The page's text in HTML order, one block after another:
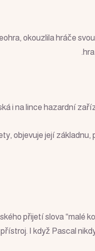
okouzlila hráče
i na lince hazardní
objevuje její
přijetí slova “malé
I když Pascal